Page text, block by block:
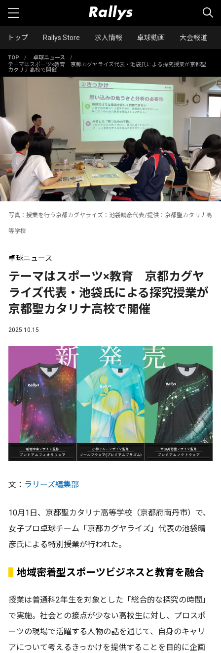
トップ Rallys Store 求人情報 卓球動画 大会報道
TOP / 卓球ニュース
/
テーマはスポーツ×教育 京都カグヤライズ代表・池袋氏による探究授業が京都聖
カタリナ高校で開催
写真：授業を行う京都カグヤライズ：池袋晴彦代表/提供：京都聖カタリナ高
等学校
卓球ニュース
テーマはスポーツ×教育 京都カグヤ
ライズ代表・池袋氏による探究授業が
京都聖カタリナ高校で開催
2025.10.15
文： ラリーズ編集部
10月1日、京都聖カタリナ高等学校（京都府南丹市）で、
女子プロ卓球チーム「京都カグヤライズ」代表の池袋晴
彦氏による特別授業が行われた。
地域密着型スポーツビジネスと教育を融合
授業は普通科2年生を対象とした「総合的な探究の時間」
で実施。社会との接点が少ない高校生に対し、プロスポ
ーツの現場で活躍する人物の話を通じて、自身のキャリ
アについて考えるきっかけを提供することを目的に企画